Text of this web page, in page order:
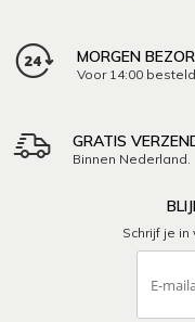
MORGEN
Voor 14:00
GRATIS
Binnen Nederland.
Schrijf je